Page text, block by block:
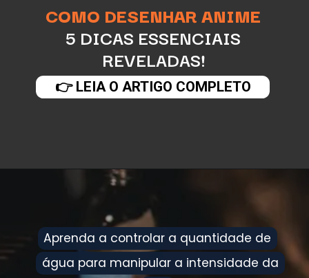
COMO DESENHAR ANIME
5 DICAS ESSENCIAIS
REVELADAS!
👉 LEIA O ARTIGO COMPLETO
Aprenda a controlar a quantidade de
água para manipular a intensidade da
Aprenda a controlar a quantidade de
água para manipular a intensidade da